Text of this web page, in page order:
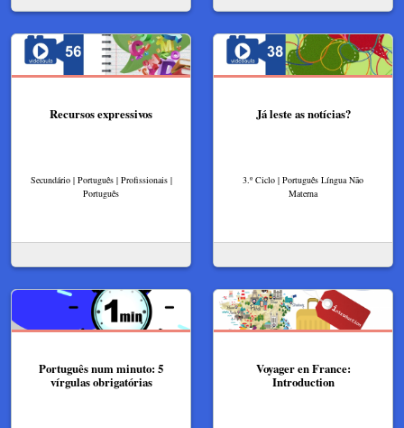
Recursos expressivos
Secundário | Português | Profissionais |
Português
Já leste as notícias?
3.º Ciclo | Português Língua Não
Materna
Português num minuto: 5
vírgulas obrigatórias
Voyager en France:
Introduction